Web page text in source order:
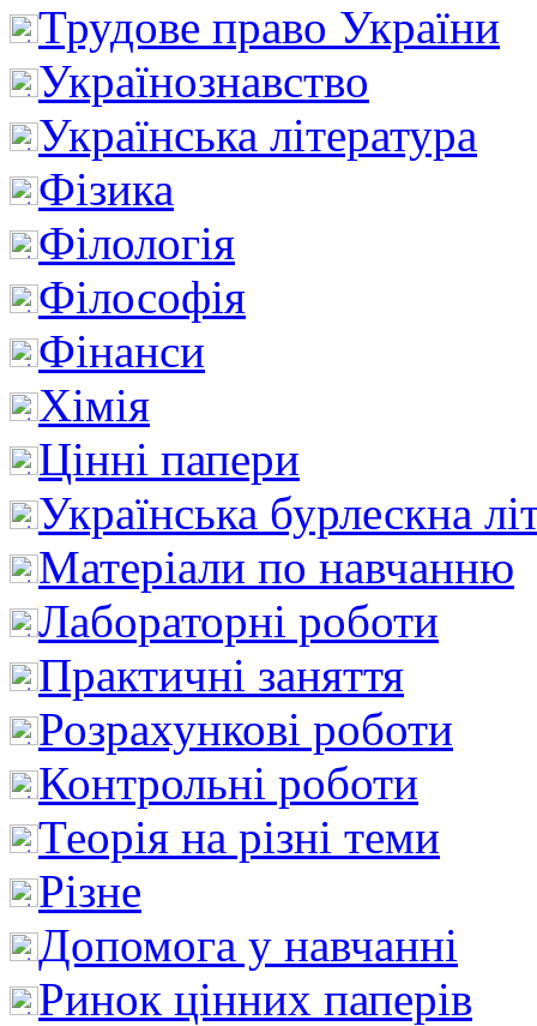
Трудове право України
Українознавство
Українська література
Фізика
Філологія
Філософія
Фінанси
Хімія
Цінні папери
Українська бурлескна
Матеріали по навчанню
Лабораторні роботи
Практичні заняття
Розрахункові роботи
Контрольні роботи
Теорія на різні теми
Різне
Допомога у навчанні
Ринок цінних паперів